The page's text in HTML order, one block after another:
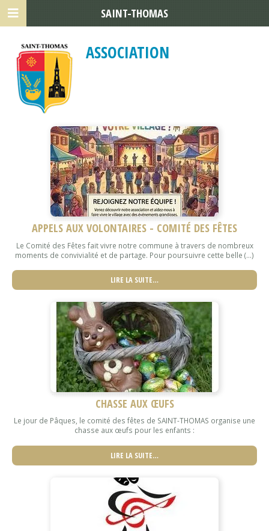
ASSOCIATION
APPELS AUX VOLONTAIRES - COMITÉ DES FÊTES
Le Comité des Fêtes fait vivre notre commune à travers de nombreux
moments de convivialité et de partage. Pour poursuivre cette belle (...)
LIRE LA SUITE…
CHASSE AUX ŒUFS
Le jour de Pâques, le comité des fêtes de SAINT-THOMAS organise une
chasse aux œufs pour les enfants :
LIRE LA SUITE…
SAINT-THOMAS